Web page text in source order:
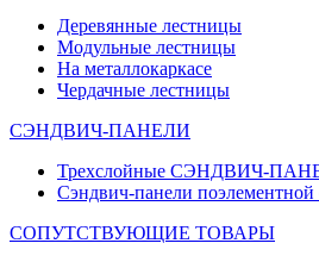
Деревянные лестницы
Модульные лестницы
На металлокаркасе
Чердачные лестницы
СЭНДВИЧ-ПАНЕЛИ
Трехслойные СЭНДВИЧ-
Сэндвич-панели
СОПУТСТВУЮЩИЕ ТОВАРЫ